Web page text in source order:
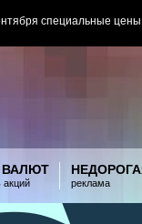
специальные
ВАЛЮТ
акций реклама